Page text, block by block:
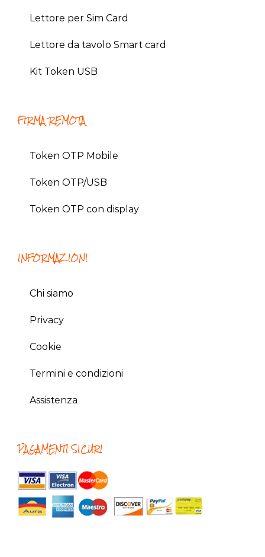
Lettore per Sim Card
Lettore da tavolo Smart card
Kit Token USB
FIRMA REMOTA
Token OTP Mobile
Token OTP/USB
Token OTP con display
INFORMAZIONI
Chi siamo
Privacy
Cookie
Termini e condizioni
Assistenza
PAGAMENTI SICURI